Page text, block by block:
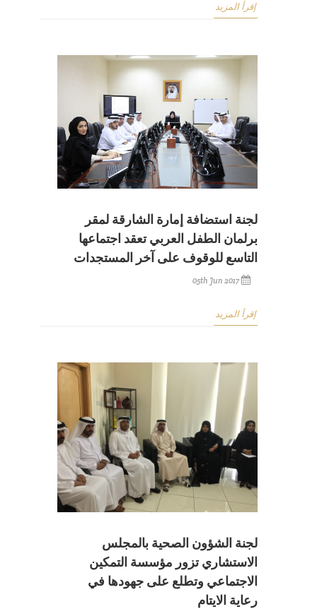
إقرأ المزيد
لجنة استضافة إمارة الشارقة لمقر
برلمان الطفل العربي تعقد اجتماعها
التاسع للوقوف على آخر المستجدات
05th Jun 2017
إقرأ المزيد
لجنة الشؤون الصحية بالمجلس
الاستشاري تزور مؤسسة التمكين
الاجتماعي وتطلع على جهودها في
رعاية الايتام